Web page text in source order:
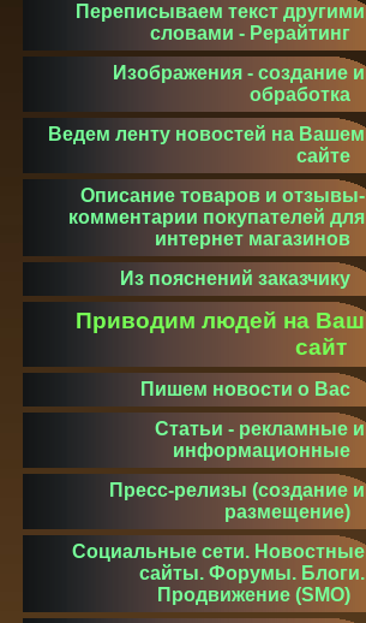
Переписываем текст другими
словами - Рерайтинг
Изображения - создание и
обработка
Ведем ленту новостей на Вашем
сайте
Описание товаров и отзывы-
комментарии покупателей для
интернет магазинов
Из пояснений заказчику
Приводим людей на Ваш
сайт
Пишем новости о Вас
Статьи - рекламные и
информационные
Пресс-релизы (создание и
размещение)
Социальные сети. Новостные
сайты. Форумы. Блоги.
Продвижение (SMO)